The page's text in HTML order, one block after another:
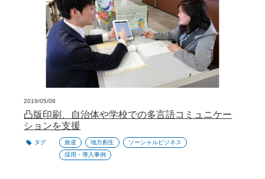
2019/05/08
凸版印刷、自治体や学校での多言語コミュニケー
ションを支援
タグ 旅道 地方創生
ソーシャルビジネス
採用・導入事例